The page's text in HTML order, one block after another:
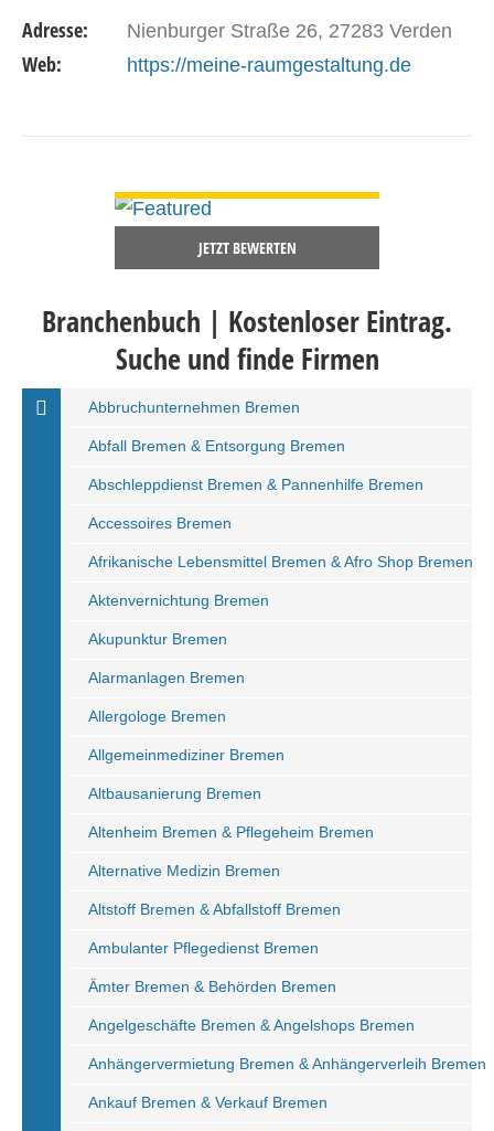
Raumgestaltung. Im…
Adresse: Nienburger Straße 26, 27283 Verden
Web: https://meine-raumgestaltung.de
JETZT BEWERTEN
Branchenbuch | Kostenloser Eintrag.
Suche und finde Firmen
Abbruchunternehmen Bremen
Abfall Bremen & Entsorgung Bremen
Abschleppdienst Bremen & Pannenhilfe Bremen
Accessoires Bremen
Afrikanische Lebensmittel Bremen & Afro Shop Bremen
Aktenvernichtung Bremen
Akupunktur Bremen
Alarmanlagen Bremen
Allergologe Bremen
Allgemeinmediziner Bremen
Altbausanierung Bremen
Altenheim Bremen & Pflegeheim Bremen
Alternative Medizin Bremen
Altstoff Bremen & Abfallstoff Bremen
Ambulanter Pflegedienst Bremen
Ämter Bremen & Behörden Bremen
Angelgeschäfte Bremen & Angelshops Bremen
Anhängervermietung Bremen & Anhängerverleih Bremen
Ankauf Bremen & Verkauf Bremen